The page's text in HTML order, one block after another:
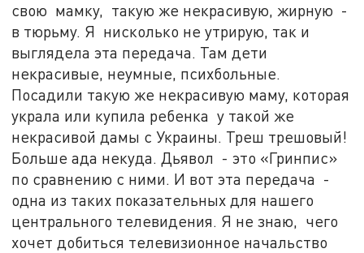
свою мамку, такую же некрасивую, жирную -
в тюрьму. Я нисколько не утрирую, так и
выглядела эта передача. Там дети
некрасивые, неумные, психбольные.
Посадили такую же некрасивую маму, которая
украла или купила ребенка у такой же
некрасивой дамы с Украины. Треш трешовый!
Больше ада некуда. Дьявол - это «Гринпис»
по сравнению с ними. И вот эта передача -
одна из таких показательных для нашего
центрального телевидения. Я не знаю, чего
хочет добиться телевизионное начальство